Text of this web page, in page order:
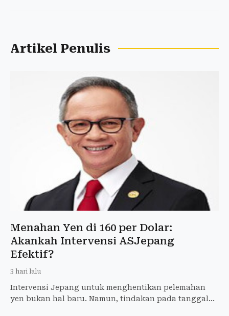
Artikel Penulis
Menahan Yen di 160 per Dolar:
Akankah Intervensi ASJepang
Efektif?
3 hari lalu
Intervensi Jepang untuk menghentikan pelemahan
yen bukan hal baru. Namun, tindakan pada tanggal